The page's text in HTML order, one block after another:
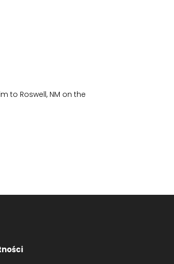
to Roswell, NM on the